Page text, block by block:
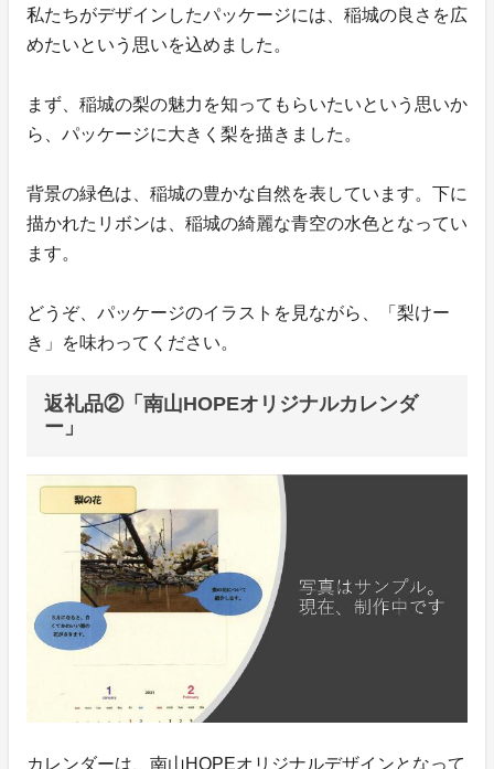
私たちがデザインしたパッケージには、稲城の良さを広
めたいという思いを込めました。
まず、稲城の梨の魅力を知ってもらいたいという思いか
ら、パッケージに大きく梨を描きました。
背景の緑色は、稲城の豊かな自然を表しています。下に
描かれたリボンは、稲城の綺麗な青空の水色となってい
ます。
どうぞ、パッケージのイラストを見ながら、「梨けー
き」を味わってください。
返礼品②「南山HOPEオリジナルカレンダ
ー」
カレンダーは、南山HOPEオリジナルデザインとなって